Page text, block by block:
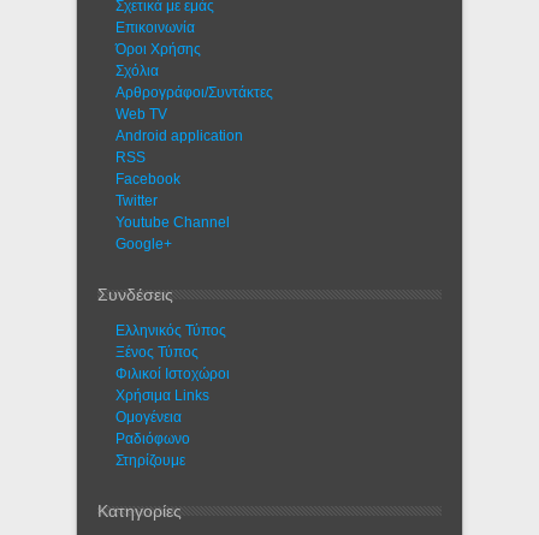
Σχετικά με εμάς
Eπικοινωνία
Όροι Χρήσης
Σχόλια
Αρθρογράφοι/Συντάκτες
Web TV
Android application
RSS
Facebook
Twitter
Youtube Channel
Google+
Συνδέσεις
Ελληνικός Τύπος
Ξένος Τύπος
Φιλικοί Ιστοχώροι
Χρήσιμα Links
Ομογένεια
Ραδιόφωνο
Στηρίζουμε
Κατηγορίες